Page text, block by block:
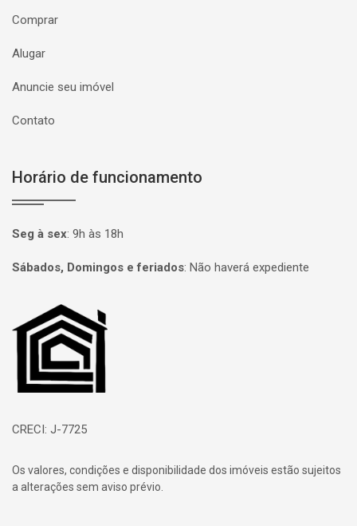
Comprar
Alugar
Anuncie seu imóvel
Contato
Horário de funcionamento
Seg à sex: 9h às 18h
Sábados, Domingos e feriados: Não haverá expediente
Página inicial
CRECI: J-7725
Os valores, condições e disponibilidade dos imóveis estão sujeitos
a alterações sem aviso prévio.